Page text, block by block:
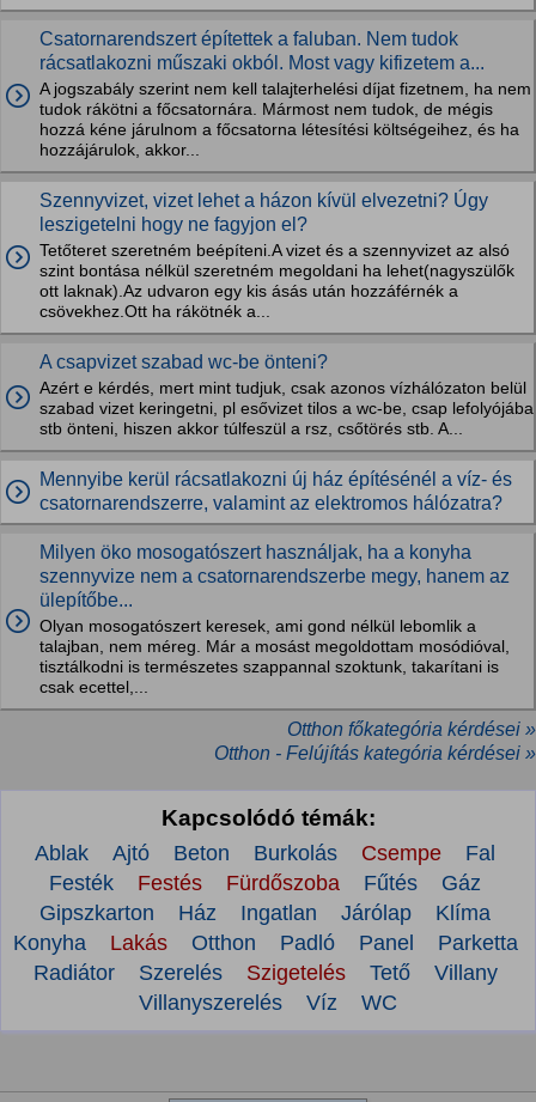
Csatornarendszert építettek a faluban. Nem tudok
rácsatlakozni műszaki okból. Most vagy kifizetem a...
A jogszabály szerint nem kell talajterhelési díjat fizetnem, ha nem
tudok rákötni a főcsatornára. Mármost nem tudok, de mégis
hozzá kéne járulnom a főcsatorna létesítési költségeihez, és ha
hozzájárulok, akkor...
Szennyvizet, vizet lehet a házon kívül elvezetni? Úgy
leszigetelni hogy ne fagyjon el?
Tetőteret szeretném beépíteni.A vizet és a szennyvizet az alsó
szint bontása nélkül szeretném megoldani ha lehet(nagyszülők
ott laknak).Az udvaron egy kis ásás után hozzáférnék a
csövekhez.Ott ha rákötnék a...
A csapvizet szabad wc-be önteni?
Azért e kérdés, mert mint tudjuk, csak azonos vízhálózaton belül
szabad vizet keringetni, pl esővizet tilos a wc-be, csap lefolyójába
stb önteni, hiszen akkor túlfeszül a rsz, csőtörés stb. A...
Mennyibe kerül rácsatlakozni új ház építésénél a víz- és
csatornarendszerre, valamint az elektromos hálózatra?
Milyen öko mosogatószert használjak, ha a konyha
szennyvize nem a csatornarendszerbe megy, hanem az
ülepítőbe...
Olyan mosogatószert keresek, ami gond nélkül lebomlik a
talajban, nem méreg. Már a mosást megoldottam mosódióval,
tisztálkodni is természetes szappannal szoktunk, takarítani is
csak ecettel,...
Otthon főkategória kérdései »
Otthon - Felújítás kategória kérdései »
Kapcsolódó témák:
Ablak Ajtó Beton Burkolás Csempe
Fal
Festék
Festés Fürdőszoba Fűtés
Gáz
Gipszkarton
Ház Ingatlan Járólap
Klíma
Konyha
Lakás Otthon Padló Panel
Parketta
Radiátor
Szerelés Szigetelés Tető
Villany
Villanyszerelés
Víz WC